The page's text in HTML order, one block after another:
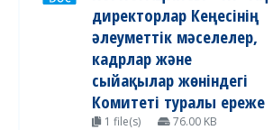
директорлар Кеңесінің
әлеуметтік мәселелер,
кадрлар және
сыйақылар жөніндегі
Комитеті туралы ереже
1 file(s) 76.00 KB